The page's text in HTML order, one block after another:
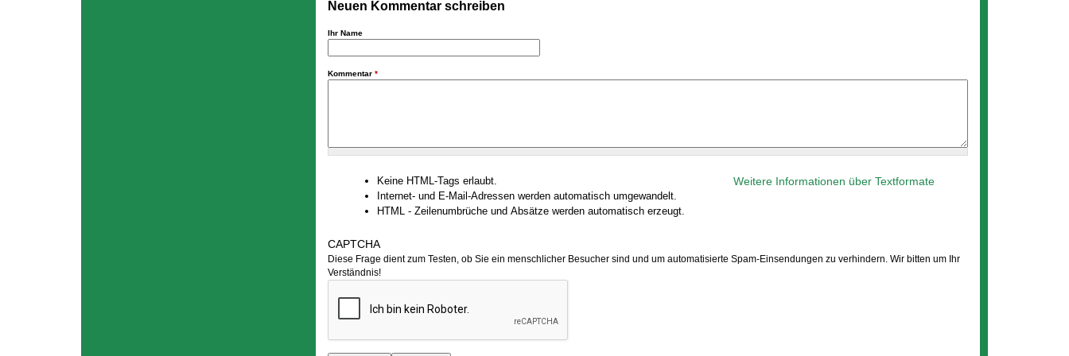
Neuen Kommentar schreiben
Ihr Name
Kommentar *
Weitere Informationen über Textformate
Keine HTML-Tags erlaubt.
Internet- und E-Mail-Adressen werden automatisch umgewandelt.
HTML - Zeilenumbrüche und Absätze werden automatisch erzeugt.
CAPTCHA
Diese Frage dient zum Testen, ob Sie ein menschlicher Besucher sind und um automatisierte Spam-Einsendungen zu verhindern. Wir bitten um Ihr
Verständnis!